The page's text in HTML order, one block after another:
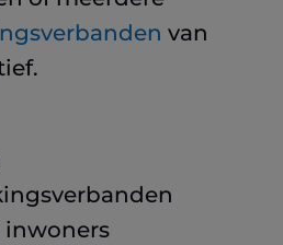
van
inwoners